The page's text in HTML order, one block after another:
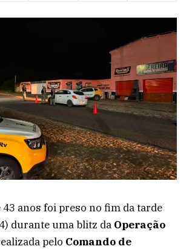
anos foi preso no fim da tarde
durante uma blitz da Operação
pelo Comando de